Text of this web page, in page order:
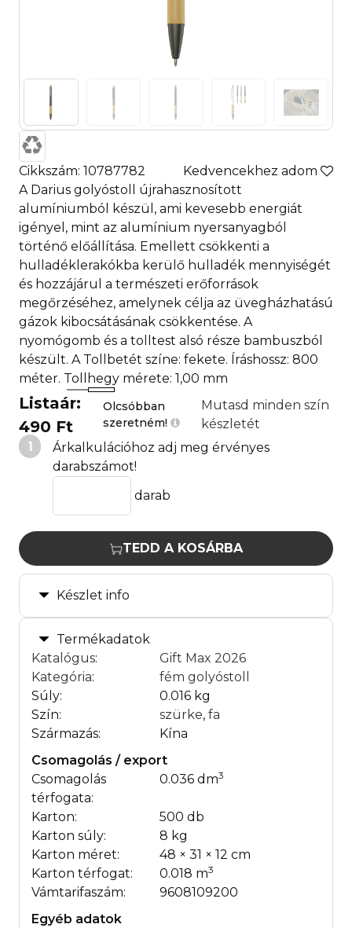
Cikkszám: 10787782
Kedvencekhez adom
A Darius golyóstoll újrahasznosított
alumíniumból készül, ami kevesebb energiát
igényel, mint az alumínium nyersanyagból
történő előállítása. Emellett csökkenti a
hulladéklerakókba kerülő hulladék mennyiségét
és hozzájárul a természeti erőforrások
megőrzéséhez, amelynek célja az üvegházhatású
gázok kibocsátásának csökkentése. A
nyomógomb és a tolltest alsó része bambuszból
készült. A Tollbetét színe: fekete. Íráshossz: 800
méter. Tollhegy mérete: 1,00 mm
Listaár:
490 Ft
Olcsóbban
szeretném!
Mutasd minden szín
készletét
1
Árkalkulációhoz adj meg érvényes
darabszámot!
darab
TEDD A KOSÁRBA
Készlet info
Termékadatok
Katalógus:
Gift Max 2026
Kategória:
fém golyóstoll
Súly:
0.016 kg
Szín:
szürke,fa
Származás:
Kína
Csomagolás / export
Csomagolás
térfogata:
0.036 dm3
Karton:
500 db
Karton súly:
8 kg
Karton méret:
48 × 31 × 12 cm
Karton térfogat:
0.018 m3
Vámtarifaszám:
9608109200
Egyéb adatok